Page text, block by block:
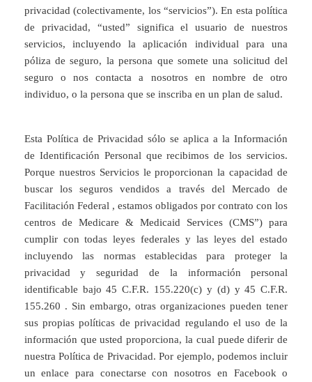
privacidad (colectivamente, los “servicios”). En esta política
de privacidad, “usted” significa el usuario de nuestros
servicios, incluyendo la aplicación individual para una
póliza de seguro, la persona que somete una solicitud del
seguro o nos contacta a nosotros en nombre de otro
individuo, o la persona que se inscriba en un plan de salud.
Esta Política de Privacidad sólo se aplica a la Información
de Identificación Personal que recibimos de los servicios.
Porque nuestros Servicios le proporcionan la capacidad de
buscar los seguros vendidos a través del Mercado de
Facilitación Federal , estamos obligados por contrato con los
centros de Medicare & Medicaid Services (CMS”) para
cumplir con todas leyes federales y las leyes del estado
incluyendo las normas establecidas para proteger la
privacidad y seguridad de la información personal
identificable bajo 45 C.F.R. 155.220(c) y (d) y 45 C.F.R.
155.260 . Sin embargo, otras organizaciones pueden tener
sus propias políticas de privacidad regulando el uso de la
información que usted proporciona, la cual puede diferir de
nuestra Política de Privacidad. Por ejemplo, podemos incluir
un enlace para conectarse con nosotros en Facebook o